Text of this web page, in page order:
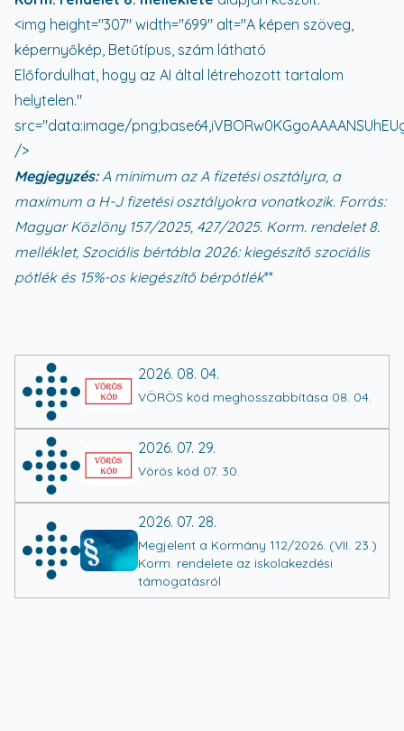
2026. 08. 04.
VÖRÖS kód meghosszabbítása 08. 04.
2026. 07. 29.
Vörös kód 07. 30.
2026. 07. 28.
Megjelent a Kormány 112/2026. (VII. 23.)
Korm. rendelete az iskolakezdési
támogatásról
<img height="307" width="699" alt="A képen szöveg,
képernyőkép, Betűtípus, szám látható
Előfordulhat, hogy az AI által létrehozott tartalom helytelen." src="data:image/png;base64,iVBORw0KGgoAAAANSUhEUgAAAvQAAAFICAYAAAA/PGqFAAAAAXNSR0IArs4c6QAAAAlwSFlzAAASdAAAEnQB3mYfeAAAABl0RVh0U29mdHdhcmUATWljcm9zb2Z0IE9mZmljZX/tNXEAAKEISURBVHhe7d0FdCTH9T7ssh2z45jCnDjMzMyJw5w4zAwOMzMzMzMzMzMzk9kxxfj9nzq/u1+7PSONdqXdkfTWOTqr1XRXV71d9973QtWc4sT/11paEAgCQSAIBIEgEASCQBAIAqsSgVOsylFn0EEgCASBIBAEgkAQCAJBIAh0BELosxCCQBAIAkEgCASBIBAEgsAqRiCEfhW/vAw9CASBIBAEgkAQCAJBIAiE0GcNBIEgEASCQBAIAkEgCASBVYxACP0qfnkZehAIAkEgCASBIBAEgkAQCKHPGggCQSAIBIEgEASCQBAIAqsYgRD6VfzyMvQgEASCQBAIAkEgCASBIBBCnzUQBIJAEAgCQSAIBIEgEARWMQJLIvT5DqpV/KYz9CAQBIJAEAgCQSAIBIFVh8BWW2216JhnJvQnnHBCO/DAAxtSP0vHiz45FwSBILAuEKhAQPTGunjdmWQQWLUIhN+s2le3pgeOf2+33XZt9913X3CeMxN6C93PHnvsEUK/ppdOJhcElheBgw8+uO20005t++23X96O01sQCAJBYJkQQJroqt12261tvfXWy9RrugkCm47AMccc0w4//PBFO5qZ0OtJhO0Up1jSLYsOIBcEgSCwthGgNxjIbbbZZm1PNLMLAkFg1SJARxXHSTZx1b7GNTlwtnOWNblkdp6U1JpcL5lUEAgCQSAIBIF1i0CVBobjrNslMLcTn3X/6pIJ/dzOOAMLAkEgCASBIBAEgkAQCALrEIEQ+nX40jPlIBAEgkAQCAJBIAgEgbWDQAj92nmXmUkQCAJBIAgEgSCwhhCwUfePf/xj23vvvduuu+66hma25ady6KGHtj/84Q/tbGc726InyGz50S4+ghD6xTHKFUEgCASBIBAEgsA6QMDmw6OOOqq95z3vad/+9rf7jG95y1u2q13taieb/ac+9an2kY98pG/4v9nNbjbxmk2B7JBDDmnPfe5z28c+9rF285vfvO23335tl1122ZQu5+Le3/3ud+35z39+u+AFL9jud7/7tW9961vt7W9/ezv1qU/d7nvf+7a99tprxcf53//+t734xS9u73//+9v1rne99qhHPaqfcLSaWwj9an57GXsQCAJBIAgEgSCwbAgg9EcffXT78Ic/3D74wQ/2fn/961+3c53rXO1MZzrThufsv//+nQT++Mc/7n874xnPuOyEnqPw97//vf30pz9tl7zkJdfEKYOOYHzzm9/cXvWqV7WHPexhHbsf/vCH7WUve1k73elO1253u9ttFkIP23/961/tJz/5STvvec/bz3lf7S2EfrW/wYw/CASBIBAEgkAQWDYEkPpTnvKUG/r7yle+0t73vve1Bz/4wRv+9sY3vnEDmfcdGzvuuOOyPb86MoZnPOMZ7Z73vGcvC9lhhx2W/Rmbu8Pf/va37RWveEV3kO50pzv1x8Nv22237d9ztLmIte9GefzjH99uf/vbtzOf+cz9u1JWewuhX+1vMOMPAkEgCASBIBAEVgQB5P64445rr3vd69p1r3vdHs0VlVeuoe25555N+cb4aMHPf/7z7S1veUv7wQ9+0D87y1nO0m584xu3u9zlLp20vvrVr+7EVtnJs571rE4qRarvfe97t+OPP74T+Wtf+9rtox/9aHvnO9/ZbnCDG7SHPvShPUq/7777tp/97GftPve5Tyeir33ta9tBBx3ULnzhC7fHPe5xPVvw8pe/vL33ve/tfe2zzz793iplMRcRcc9+ylOe0s5xjnP0uTz72c/uz1Je9MIXvrB/mdHTn/709slPfrJHzi9xiUv06w888MB20YtetJcAeZaIu5IZz4KRZ53+9Kc/2fvw5V2cI2O93OUu185//vNvuKa+rwQGT3va09rXvva1Xl7EmUH8EX5NH+b1rne9q3EOtAtc4ALtVre6VS9L+uc//9mJ+ve+9712j3vco5f0VDOnN73pTe1iF7tY//ezn/1se/3rX9+ucY1rtEc+8pGr/ssPQ+hXRAWk0yAQBIJAEAgCQWC1I4DcKs8o8ofQKhf5z3/+0+5whzu0X/ziFxsi9TVXJPwBD3hA+/Of/9xJs9ps9fbIrLr4RzziEe3Sl750J9XveMc7OjlGgpH873znO/2zy1zmMr27X/7yl/0+EfpyGpTgKBV59KMf3Ykuh0Ld/89//vN22GGHdWLqHr8rcdEH4o/sa3/729/6mBHwI488csMrskHU34uMc2R+85vf9L+pe+cQHHDAAe2II47oz1J2pA9jscHUs+DBYUHKx1+GZIzG5Uu8zHH4jbwcFc+/173u1UuezAl5h6HMBCfG/DlBHIljjz22XepSl+rPt9/h61//eu+P8yJbYsxf/OIXewQe/q5/wxve0B0hjpLGITAe8/Ks1d5C6Ff7G8z4g0AQCAJBIAgEgRVBQGRd1Blpfc1rXtNJ4wc+8IF27nOfuz3kIQ9p97///U9GBr/0pS91UqpER/QdwX7yk5/cnvSkJ/V7RY5FiZF4v7/0pS/tZPhDH/pQj/i/6EUvaqc61al6v+7V6l+/77zzzv1vSLCougizSLNnfOITn+jRfJs9Rf3vdre7dWLruWr+3VNlLUj+kFTXM6q0ByGv35HkBz3oQZ0gG695feYzn2nXvOY1e7RclF9NvOdySkTKz3CGM5zknXAeEOjdd9+9z3/cYHbTm960E/b//e9/PZvxq1/9qj8HoXf/97///X6/ucAXyRedVxIFA/dzwjhdovQcEfsPbLz905/+1KP+t7jFLfqjK+q/FkqZ+npYEQlIp0EgCASBIBAEgkAQWOUIiEbf8IY3bF/+8pfbK1/5yvac5zynzwiRRphFiMcNUb/+9a/f6/BFskWHK1rtd8RVU8aitOStb31rj54jmPpXjqJN+4bQeqbynDvf+c79WlFnY9LH3e9+93blK1+5/93YORh/+ctfNikKjchzYDSlQ6Ld//jHPzqJv/rVr97/bs4IvcyAiP0kQu8em4vHJ9nIBijfecITntCdJf/nqCD0+tMQb+U0t7nNbdppT3vaTu45QnU6jSM+Nc6CDMA3vvGNjj9CL4IvQ3DFK15xQ/Zj1m9gXS1LOIR+tbypjDMIBIEgEASCQBDYrAggzyLXD3zgA9vnPve5XqaBLCPjyP4kQq8U5eMf//gGIu1+ZTvaOCKOHDtRR106B+BGN7rRzPMbbtwVbUeSlfTUs3R0mtOcZkMkerGOxyUyw+srK+BvIuQV5R8+q0j6tH5EyDV9jWvskWvzqX5lJ+qZ1R/slAupoecImavrRfO1GsvZz372TtoRepF5EXlZCu/K8aJrtYXQr9U3m3kFgSAQBIJAEAgCm4yAiLrNsA9/+MM7MbQZFZFEKMcNmRe1tilWPbfyEWU7HAHlL8OosBISxB+Z10SinTnPeZilIb36Q3j9W30P68Hr9yHJrr8pv6myE89biNBP6tM90/4+afwi5PWcSc8y/upvOJ/qS32+c+pF3WUMbIKVBfBdADYRD8dy2ctetjsIMis+V5/PsbrOda4zC7Sr8poQ+lX52jLoIBAEgkAQCAJBYHMgUERZvbufapNKNpxZ75tdtac+9al9w6umDnxMmkWa/ZzznOfsX27k9BlfJKV8hgOxEMHemHnXeCsKbmMvZ8IRkj/60Y/aN7/5zd7tMIuwMc+Zdg/HRlN2VOR+Kf3b6KoExz4DOIny6+slL3nJybC96lWv2jfNfuELX+ibj81Vuc1Zz3rWfu1aK7cxpxD6paymXBsEgkAQCAJBIAgEgSkI+HKkOtMc0bzSla7UN4I6iaWajZlq2h2jqO5bXbi6d+TasZE2fNpoutybNSuCfZ7znKdH5m0Y9WzOA+L7+9//ftmdiCFMiDhsZCYQbM9dSlM3r15efb5vmt177717GVR9AdjQAVJqpHbevJTeaL7xd3Odc7+UeS3XtSH0y4Vk+gkCQSAIBIEgEARWPQKit3Wcozr5adFcf6/jFauO2/GSTr5RAuLLp5zRjtTbnPrud7+7b4j1DaXIvIizDbBqvJWHOAvdKTVq6p1z7//V7/B4Sc/UanOt39WHI7rOjhe1rmbTqB+fFaG/ylWu0k+sed7zntcJsR+ZB5tSHc9Z/Zuf+WvDiLp+aqPq8Fn1u/sn7S1Q8oJkOwXHUZq1cdf43KvPYdlMPbPG4F7jtvkXoUfOnbIjo+FY0BpTzb1Ou/F35UXewzD7UPgt9I5X02IOoV9NbytjDQJBIAgEgSAQBFYMASRWBB2Zvu1tb9tJ7rRvgbU51Mk3aukvdKEL9TEhjmrlnbTy17/+tW/UVPqBfDpeUZTaN6Le+ta37mTUOfVOy9F8MZR6b9Hr2jTqi5UQcBs9a9Ons9h9OZN7KyotWi0LUOezF0DXuta1egRbRL4i/qLcIvNOkeEo2MxqjDatItp1Oo1NqY997GPbHe94xyaqXw0mzs9HhN1X7QpXuEI/5cb8qrRl+KI4LY4AlbGwF8GZ85pyI2McbpY1Xp8j5TUeR3k6QQgxdx6+aL/n13GWsB02DgPnCFaerbSoGtzMy/3wHx4LumKLa4U7DqFfYYDTfRAIAkEgCASBILA6EEDokUnRYD8LNSQQ4Rw3pN6xiX6GbXjCihrvcUMyK2pdn/kWVD/DNuleJB0xHjd161W7Pvxs11137eR62M53vvM1P9XggPAOSbvPODyTNpci3gudIsMhMUbn5fuCJ18ahfjXz3AsIukcFj/DhvRPmv8kBwLhn3Rt9Tee7+pYodNHGUK/2t9gxh8EgkAQCAJBIAgEgVWAwPnPf/5217vetX8rri+7qrPtV8HQ536IIfRz/4oywCAQBIJAEAgCQSAIrH4ElB7ZY2BDrhp2JULDozNX/wy33AxC6Lcc9nlyEAgCQSAIBIEgEATWFQKi9GrblRgpT0pbHgSC5PLgmF6CQBAIAkEgCASBIBAEZkBg2kbjGW7NJVMQCKHP0ggCQSAIBIEgEASCQBAIAqsYgRD6VfzyMvQgEASCQBAIAkEgCASBIBBCnzUQBIJAEAgCQSAIBIEgEARWMQIh9Kv45WXoQSAIBIEgEASCQBAIAkEghD5rIAgEgSAQBIJAEAgCQSAIrGIEQuhX8cvL0INAEAgCQSAIBIEgEASCQAj9/1sDvupZcybqWmvmVvMa/r7W5pn5BIEgEARWEoHoz5VEN30vJwJZq8uJ5urpa1kI/THHHNNOOOGEPuutt966f+vXSpHj448/vn+zmOYbxzxvY9u73vWu9oxnPKOd+tSnbi9/+cvbec973t7Vcccd13+Wey4HHXRQ+9znPtfHfY1rXKOd8pSnPMnQCeH3v//99uMf/7hd7nKXa758YVpzLdz964sZxl/O8J3vfKc97GEPa9e//vXbhS984faIRzyi7bvvvu2Rj3zkir2bjX0PuW99IVDyZdZ0xTbbbHMyAKzr//3vf/3vPq9vEvz973/fPv/5z7cLXehC7TKXucyS5P/QQw/t8uf5N77xjdsOO+ywJoA3H7pg++2371iVPp6kF1Zqwv/973/bF77whXbEEUe0G93oRm2XXXY52aNKd7MNdOBK2YjlnOPf/va3dp/73Kf9+c9/bk94whPaLW5xi949G2Q+m2qDlnOs6Wv5EKB/yJV3PNQ/y/eElenpHe94R3vqU5/aLnCBC7RnPvOZ7VznOld/kG9k1daKzlsZ9FZ/r5tE6P/97383C+jd7353/xpfzQK67nWv2+54xzu2s5/97MuO0Kc//el2z3ves532tKdtL3zhC9uVr3zljXrGD3/4w66g//rXv7bHPvax7WxnO1vvh2Py/Oc/v730pS9tl73sZfvvZz3rWZf0jF/+8pftL3/5SzewV7rSlTYQFkQEqWYE3vve97brXe96J+n3wAMPbI95zGPaZz/72Xa7292uvfWtb51KWA444IB2pzvdqf3sZz/r87j73e++oa/DDjuszwmBQeaf/OQnt5133rk/ezUY0SWBnYtXFQIM5Itf/OIuuxpi/ZKXvORkpP7Nb35ze8pTntLJ6Z3vfOf2tKc9rRvXV73qVe15z3teu+pVr9pe//rXt3Oc4xwzz/9LX/pSlxPG7f3vf393dld7o6/MCZn+4Ac/2C54wQu2O9zhDu0b3/hGe+hDH9p/NkfzvHvf+95t//337/bg5je/+ckeS+fRb2c5y1naW97ylv7vSrajjjqq0fOHHHJI1+/DAMlvfvOb9sc//rE7ile84hW7Th43DiXd+vGPf7ztt99+7epXv/qGS972tre1Rz/60R1fwZK0tYOAQB4b6t2/733v63zD7yvdcJFf//rX3UZf9KIXbXvuuWd/JMfiV7/6Vecqgo/I+vhLmSoY+KhHParrydvf/vYnkS9/t46f85zntJve9KYrPZX0v4UQ2GhCf/DBB/do79vf/vYeJRaRIQgizN/61re6Uvcjkrac7fDDD29///vfG2XtZ7FGcXM2ENsznelMGy4X6bvCFa7Q7nGPe7TLX/7yJ+lGJN0z/vGPf2zIBiz2nOHnIv/Pfe5zu0ASwmqcHc/aY489NnjOw/tE7BmNf/3rX31si2Uf9O2HwRo2DsWlLnWpPjfvCflh9IfzX8p8cm0QWE4ESr70+Z73vKev+SEB5Ni+7GUv64RLQxI1kTKGjk7hyJ/+9Kdf0rDOc57zdPk78sgj27nPfe4l3TuvFwtwMNTnPOc5ewCFLqa7/MB5c7W99967ZxUFeSrTOX62KH69U6RjpRtnEJH57ne/26PsL3jBCzY88gMf+EB3GNktUfhJ7Z///GcnUK9+9avb3e52t5PoY86BdUnXc0qtrbS1g4D1+Z///KfLkeDZ5mjf+973up1G6AX/itDLtL3uda/r6xAZf81rXnOy4biH7N3gBjdod7nLXdqlL33pk1zDaRVIIQOumeTAbo455hkri8BGE3olHYwx7/GBD3xgJ4+ahShygVSKMPMIGRYEelJDcnfbbbcNHyGoFCWBomwZqWGaqNLz/jYmvMi+5/CuebAU8v3vf/9u5ETzEFoRLdFzvxOeU53qVF1wT3Oa02wYQ5WvTEoLm++f/vSnLuT6RcJFmnbddddO/n/729/2H84GMi0qqG8GgNET8Sd8MgzjJlp029vetl3talfrhmTYGCf9IiOeCRtRdxiMy20ufvGLt7322qs/35jMs1JvK7uc0nsQWByB4XolR6997Wt7CRo9QKYYnh/84Ad9bft/ldvo+ZrXvGaXo913333DukcS9XO6052uy1rJHx1g3cuUaTJt0tFk2LUaeXI9veBa8qI/+ofDUE4wncFgGrtor+droriCBqL+ri0no/r1LFkE17tWBM6/Iul0BF3iWfRBRayVd9BJ5m/MZHlSM1aRYnM3L4ECOrD01k477dRLYIzPOOCL+I/1pvvpSoQb1voxR7pWsKCyr0hrlQnCyzjda85nPOMZ25Oe9KQ+pzOf+cwTx6s/YzMuzdzpeu+Hnh+WIBbeZzjDGTaQbjjQs7KSdCi8Sm/T+X/4wx/6+xO8gfHXvva1HhzxbtgFxF5/xug9+BcuX/7yl/scvJNqPvMOb3azm/Ux68e91VxLryJXH/nIR9rDH/7wxRd+rlg1CFhfpXfYWfYXp/Ev+SBH1UoH+Iys+5euoKf8XtxHEKHWOLmhZ6xnfZElpbay6hp+5fn0lOusbeuYXHz1q1/tfIKclSyTX2sYmccNyL1xV0PiOdoyVp/5zGfaPvvss2reRQY6OwIbTegtvIqQU6wWJQNK0VlkotsiNtpHP/rRnjaf1DgFt7zlLbsiFu1Qy/7tb3+7X8oIioyIriyWWmd0kGWpXArYgmY4KPx73ete3UAZr6zBi170oi48VSOPTDz+8Y/vJTYLlaQwlsoD3vCGN2wQUsJzq1vdqpe4cA5Ea8oAGgNybuyEmjD5nAGXHh+mcM2XwHKAXvGKV/SUGWOtcYiq1ABJNy+4MMBj48wAc16QJEZL83wYEPaxozD7UsmVQWB5ESA7dIZyEZm++93vfp3Iky+GD8llyGrTuqcr8VPmoKzPOkeyEElyf5WrXKWTOdF99zC8j3vc43rKnHEjl+5jTL/4xS/265F5pW/+JighIvfhD3+4T1RmC1FmyJX5IMb0g3JCZWzItugumWZ0XUsPuIbs6Ve2gc5BDAUrXIvIKtNATD/xiU/0Z9E99vOQb58VCbj1rW/d9VU5IMM34Bk//elPu76riByi7fn0gv5hqnxJQzA84yY3uUknCzD6+c9/3p74xCe2T37ykxv0OeL+gAc8oOsYeNBTdA19RC9pCITP4UjvyrDoFw76gvOkZmz0sGgjXGCB0CPHSHGVN8pweo83vOENuyPCTsBXvzVXjp9gkvbNb36zjw3e1ox3NiQtSLefBz3oQR0za05jd6597Wv3tYa0a+73bAGpis56P0qKbnOb2/TxWk+yqAi9jDSHAjlLW3sIkDOlYta5dr7zna+vVSWs5IhcW/t0gTJYeuJHP/pRD276G9nXyEqVCFuL5EdJLn3DPru+Gp1FFmSRrNnKwn/961/vpYKebe3Rn/gVXmJ/kEYf4Ftknz7UrFnjeNazntWfF0K/9tapGW00oeftIfEMj0Vi0VusPEdR8SEx5pmKPPcH/r8I11e+8pXukVp4oloMi1q1+973vl3ZX+ta1+pRKXWZDGlF+ysqNn4VVTNO6VfKifBwDoyHkOnPQqaUq+6U4fJcRlUfDNGkzVz1PGkvBpsyl4UgTO985zs7AUGyCR+jwlCpeSNENogNU9BlbKc5DvX3IVFH5hldjgCDxnAwroz/MIvAIVCb/PSnP73Pg9DCW6RKeZSowbOf/eyTRfTX5tLOrOYdAYbxOte5Tl+TjBPjhnwikYg4sjnO7A3lo36vSJpIK4LOuNIvnAOywKhx2l0/lj//l+1D7IxBSY+0NsInu0aXIYkCFaLQZMkYL3KRi7SHPOQhJ8mQDWVWv2RveECAv1W2gOOOJHoWI40U0lMcbvqSE24+dIl0OeM81hk/+clPOoG+2MUudpIMo3HQce5F4m3kRDA4NPSX6/2dzlNv7zPklK6ix91HvxkHXSwwI6oHkyL0sBWgoIsQbPpv6HhNW3swQZgFLbxv5VOlq0XwOS/mWZnYT33qU730wAZo66Uw8PkkvD3XOASZEBjvUEDEfJUhmqdsAF1ofRkPJ6sirgg8h5Gt0AcCDyfjUE7qmTArYmdsSiV+8Ytf9PeZtvYQEHwjC9YCGfK+kWx/q9JYOsS64wRaN2yvtUEPlX4artf6vTaxc1xlhETmNU40ucJR6IWPfexjXRfiS5e85CW7PtMvmRSIsJ7pCVF78kyX0Q8CJXSJ55E3Dj19w0EfH8qx9t7c+pvRRhN6Bg6BFSWxCEWE/UhbW1iUJE/SomMQKlpfUSUL3UKlZHmfnAIRcEYFSWYgbFxDwNWIUvoU9KS6cgvd4hUht2AZcNEx9aWiVByI8pL9XdqegdQsco6I+6WzFjpZhpEk1Ei1sWu8aL+L+hAS0UJpXESCwHAyhm2xuvgyWPUv7/9DH/pQ71O0DplACvwrOkUJVGNg/R3xZ5RkHfRjg69rOS/GD/O0ILClEWDMEFpEiTNN1pE9Ruyud71r34hWp2fVWMfy4e/1N6RM1F7kHfEWRBAhEwWuRv6mySA5ptNE/UXI6DNyzSiSGxFchJYRpccY8CGxHBPuetYk593YkFcZRHXenBoZPY433eR3ZFrkWcYSNuPSOpFAOpPOGhpn4/JDDwtqIM2IBueEw4O0Irj0BP2FiHKgOCwackDnymIaA92J0HMwiggg9PS27CpbgPQWr
Megjegyzés:A minimum az A fizetési osztályra, a
maximum a H-J fizetési osztályokra vonatkozik. Forrás:
Magyar Közlöny 157/2025, 427/2025. Korm. rendelet 8.
melléklet, Szociális bértábla 2026: kiegészítő szociális
pótlék és 15%-os kiegészítő bérpótlék**